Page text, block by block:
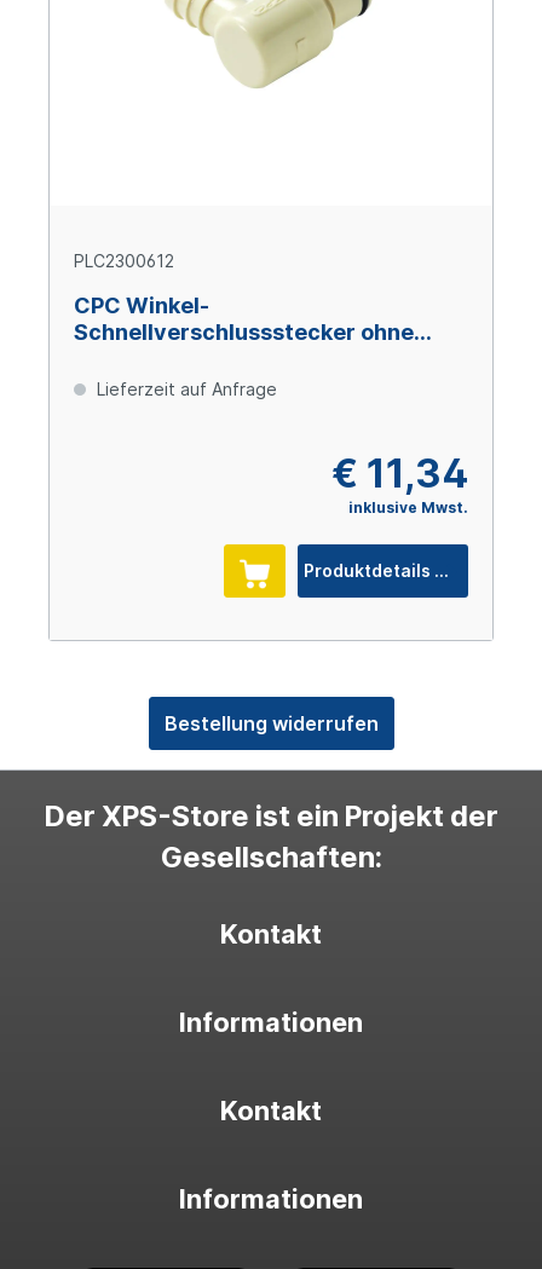
PLC2300612
CPC Winkel-
Schnellverschlussstecker ohne
Polypropylen
Lieferzeit auf Anfrage
€ 11,34
inklusive Mwst.
Produktdetails
Bestellung widerrufen
Der XPS-Store ist ein Projekt der
Gesellschaften:
Kontakt
Informationen
Kontakt
Informationen